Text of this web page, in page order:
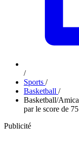
/
Sports /
Basketball /
Basketball/
par le score de
Publicité